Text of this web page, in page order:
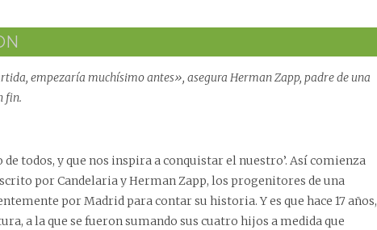
empezaría muchísimo antes», asegura Herman Zapp, padre de una
fin.
de todos, y que nos inspira a conquistar el nuestro’. Así comienza
por Candelaria y Herman Zapp, los progenitores de una
por Madrid para contar su historia. Y es que hace 17 años,
a la que se fueron sumando sus cuatro hijos a medida que